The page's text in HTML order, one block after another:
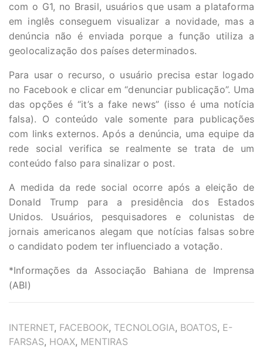
com o G1, no Brasil, usuários que usam a plataforma
em inglês conseguem visualizar a novidade, mas a
denúncia não é enviada porque a função utiliza a
geolocalização dos países determinados.
Para usar o recurso, o usuário precisa estar logado
no Facebook e clicar em “denunciar publicação”. Uma
das opções é “it’s a fake news” (isso é uma notícia
falsa). O conteúdo vale somente para publicações
com links externos. Após a denúncia, uma equipe da
rede social verifica se realmente se trata de um
conteúdo falso para sinalizar o post.
A medida da rede social ocorre após a eleição de
Donald Trump para a presidência dos Estados
Unidos. Usuários, pesquisadores e colunistas de
jornais americanos alegam que notícias falsas sobre
o candidato podem ter influenciado a votação.
*Informações da Associação Bahiana de Imprensa
(ABI)
TAGS
INTERNET, FACEBOOK, TECNOLOGIA, BOATOS, E-
FARSAS, HOAX, MENTIRAS